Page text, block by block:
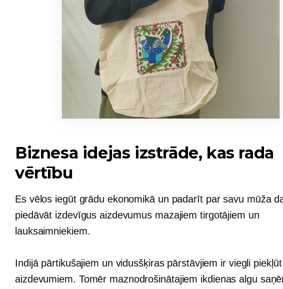
Biznesa idejas izstrāde, kas rada
vērtību
Es vēlos iegūt grādu ekonomikā un padarīt par savu mūža
piedāvāt izdevīgus aizdevumus mazajiem tirgotājiem un
lauksaimniekiem.
Indijā pārtikušajiem un vidusšķiras pārstāvjiem ir viegli
aizdevumiem. Tomēr maznodrošinātajiem ikdienas algu